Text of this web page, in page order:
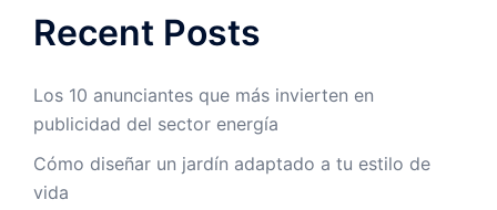
Recent Posts
Los 10 anunciantes que más invierten en
publicidad del sector energía
Cómo diseñar un jardín adaptado a tu estilo de
vida